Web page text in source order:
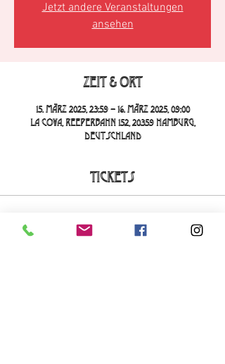
Jetzt andere Veranstaltungen
ansehen
Zeit & Ort
15. März 2025, 23:59 – 16. März 2025, 09:00
La Cova, Reeperbahn 152, 20359 Hamburg,
Deutschland
Tickets